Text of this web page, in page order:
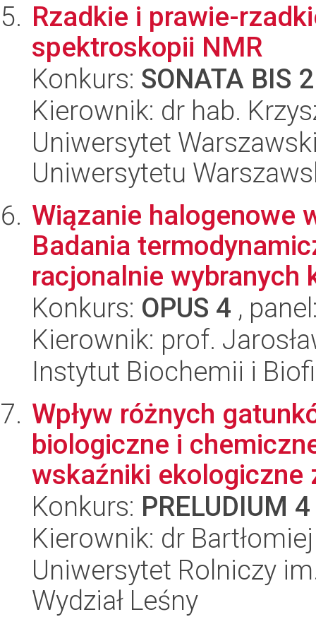
Rzadkie i prawie-
spektroskopii NMR
Konkurs: SONATA BIS 2
Kierownik: dr hab.
Uniwersytet
Uniwersytetu
Wiązanie halogenowe
Badania
racjonalnie wybranych
Konkurs: OPUS 4 ,
Kierownik: prof.
Instytut Biochemii i
Wpływ różnych
biologiczne i
wskaźniki ekologiczne
Konkurs: PRELUDIUM 4
Kierownik: dr
Uniwersytet Rolniczy
Wydział Leśny